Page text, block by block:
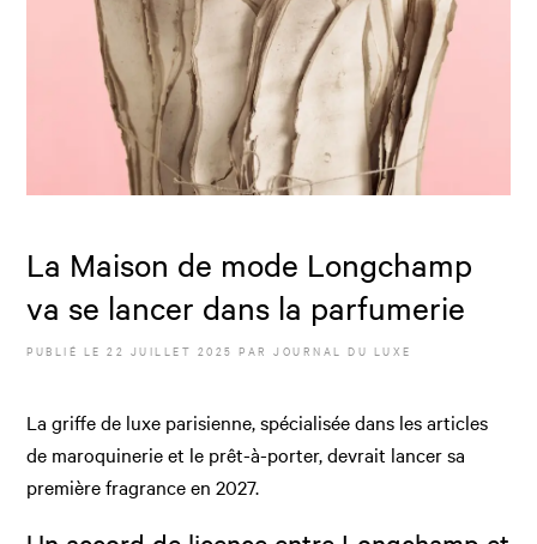
La Maison de mode Longchamp
va se lancer dans la parfumerie
PUBLIÉ LE22 JUILLET 2025 PAR JOURNAL DU LUXE
La griffe de luxe parisienne, spécialisée dans les articles
de maroquinerie et le prêt-à-porter, devrait lancer sa
première fragrance en 2027.